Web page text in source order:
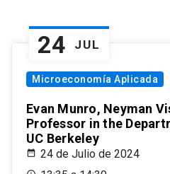
24 JUL
Microeconomía Aplicada
Evan Munro, Neyman
Professor in the
UC Berkeley
24 de Julio de 2024